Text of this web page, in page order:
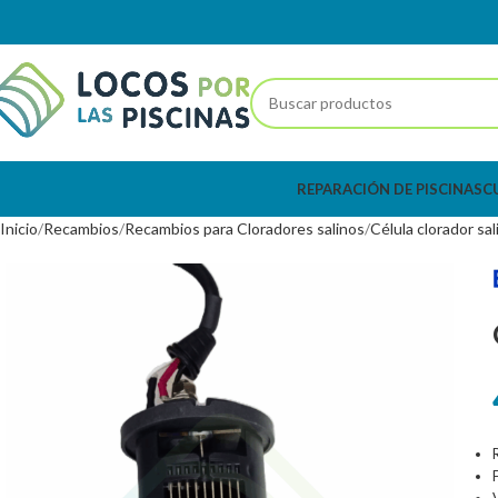
REPARACIÓN DE PISCINAS
Inicio Recambios Recambios para Cloradores salinos Célula clorador